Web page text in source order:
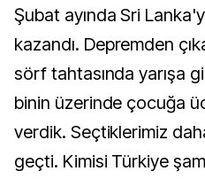
Şubat ayında Sri
kazandı. Depremden
sörf tahtasında yarışa
binin üzerinde çocuğa
verdik. Seçtiklerimiz
geçti. Kimisi Türkiye